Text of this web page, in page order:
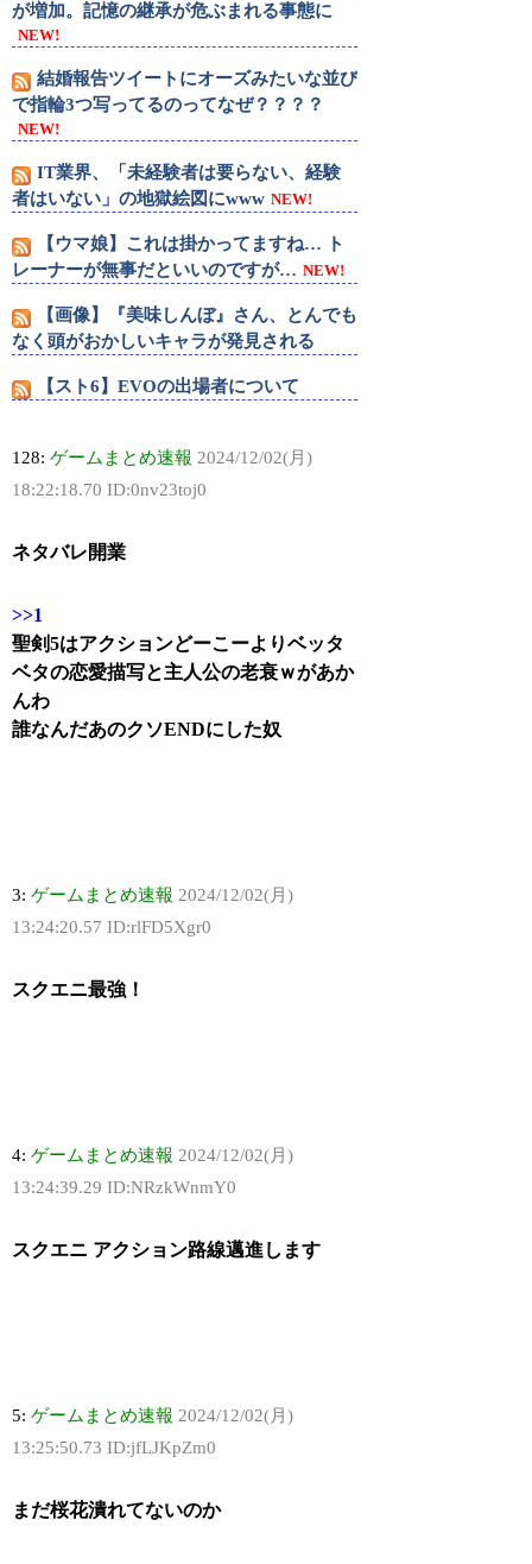
が増加。記憶の継承が危ぶまれる事態に
NEW!
結婚報告ツイートにオーズみたいな並び
で指輪3つ写ってるのってなぜ？？？？
NEW!
IT業界、「未経験者は要らない、経験
者はいない」の地獄絵図にwww NEW!
【ウマ娘】これは掛かってますね… ト
レーナーが無事だといいのですが… NEW!
【画像】『美味しんぼ』さん、とんでも
なく頭がおかしいキャラが発見される
【スト6】EVOの出場者について
128:ゲームまとめ速報 2024/12/02(月)
18:22:18.70 ID:0nv23toj0
ネタバレ開業
>>1
聖剣5はアクションどーこーよりベッタ
ベタの恋愛描写と主人公の老衰ｗがあか
んわ
誰なんだあのクソENDにした奴
3:ゲームまとめ速報 2024/12/02(月)
13:24:20.57 ID:rlFD5Xgr0
スクエニ最強！
4:ゲームまとめ速報 2024/12/02(月)
13:24:39.29 ID:NRzkWnmY0
スクエニ アクション路線邁進します
5:ゲームまとめ速報 2024/12/02(月)
13:25:50.73 ID:jfLJKpZm0
まだ桜花潰れてないのか